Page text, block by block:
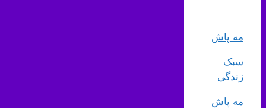
مه پاش
سبک
زندگی
مه پاش